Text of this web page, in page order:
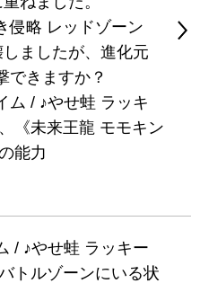
侵略 レッドゾーン
ましたが、進化元
できますか？
ム / ♪やせ蛙 ラッキ
《未来王龍 モモキン
能力
/ ♪やせ蛙 ラッキー
トルゾーンにいる状